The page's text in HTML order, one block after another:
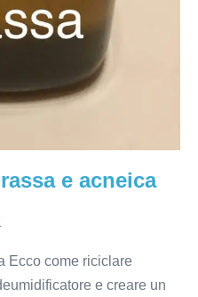
e acneica
Ecco come riciclare
e creare un